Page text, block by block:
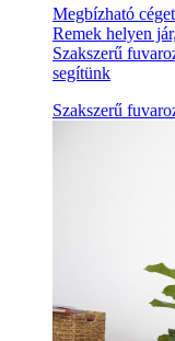
Megbízható
Remek helyen
Szakszerű
segítünk
Szakszerű